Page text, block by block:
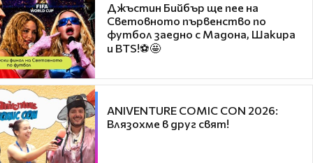
Джъстин Бийбър ще пее на
Световното първенство по
футбол заедно с Мадона, Шакира
и BTS!⚽🤩
ANIVENTURE COMIC CON 2026:
Влязохме в друг свят!